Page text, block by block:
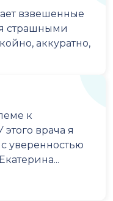
взвешенные
страшными
аккуратно,
к
врача я
уверенностью